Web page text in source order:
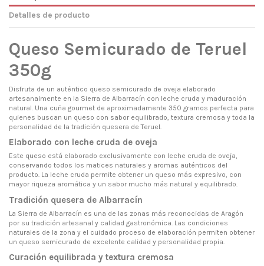
Detalles de producto
Queso Semicurado de Teruel
350g
Disfruta de un auténtico queso semicurado de oveja elaborado
artesanalmente en la Sierra de Albarracín con leche cruda y maduración
natural. Una cuña gourmet de aproximadamente 350 gramos perfecta para
quienes buscan un queso con sabor equilibrado, textura cremosa y toda la
personalidad de la tradición quesera de Teruel.
Elaborado con leche cruda de oveja
Este queso está elaborado exclusivamente con leche cruda de oveja,
conservando todos los matices naturales y aromas auténticos del
producto. La leche cruda permite obtener un queso más expresivo, con
mayor riqueza aromática y un sabor mucho más natural y equilibrado.
Tradición quesera de Albarracín
La Sierra de Albarracín es una de las zonas más reconocidas de Aragón
por su tradición artesanal y calidad gastronómica. Las condiciones
naturales de la zona y el cuidado proceso de elaboración permiten obtener
un queso semicurado de excelente calidad y personalidad propia.
Curación equilibrada y textura cremosa